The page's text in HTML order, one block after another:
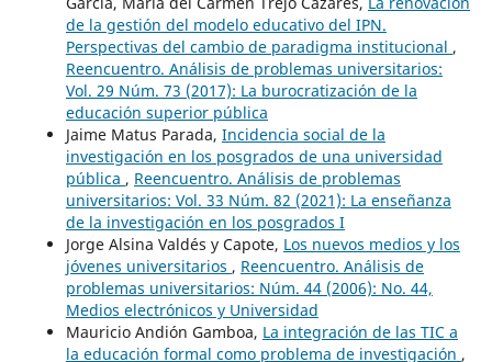
de la gestión del modelo educativo del IPN.
Perspectivas del cambio de paradigma institucional ,
Reencuentro. Análisis de problemas universitarios:
Vol. 29 Núm. 73 (2017): La burocratización de la
educación superior pública
Jaime Matus Parada, Incidencia social de la
investigación en los posgrados de una universidad
pública , Reencuentro. Análisis de problemas
universitarios: Vol. 33 Núm. 82 (2021): La enseñanza
de la investigación en los posgrados I
Jorge Alsina Valdés y Capote, Los nuevos medios y los
jóvenes universitarios , Reencuentro. Análisis de
problemas universitarios: Núm. 44 (2006): No. 44,
Medios electrónicos y Universidad
Mauricio Andión Gamboa, La integración de las TIC a
la educación formal como problema de investigación ,